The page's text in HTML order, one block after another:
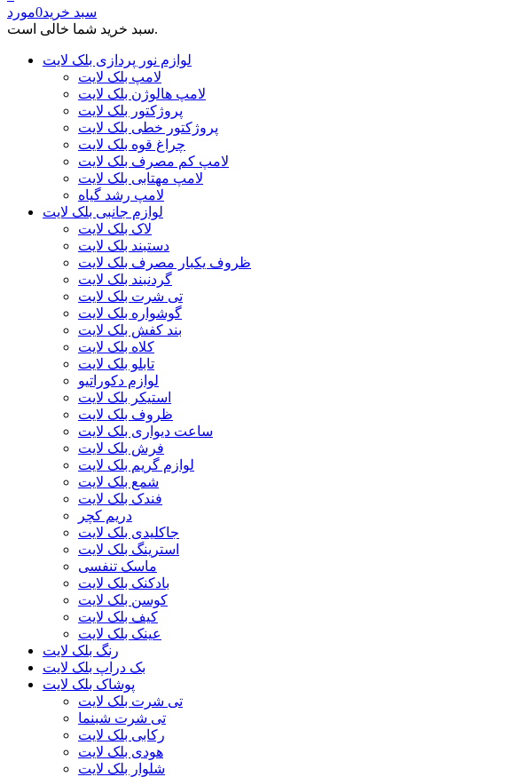
سبد خرید0مورد
سبد خرید شما خالی است.
لوازم نور پردازی بلک لایت
لامپ بلک لایت
لامپ هالوژن بلک لایت
پروژکتور بلک لایت
پروژکتور خطی بلک لایت
چراغ قوه بلک لایت
لامپ کم مصرف بلک لایت
لامپ مهتابی بلک لایت
لامپ رشد گیاه
لوازم جانبی بلک لایت
لاک بلک لایت
دستبند بلک لایت
ظروف یکبار مصرف بلک لایت
گردنبند بلک لایت
تی شرت بلک لایت
گوشواره بلک لایت
بند کفش بلک لایت
کلاه بلک لایت
تابلو بلک لایت
لوازم دکوراتیو
استیکر بلک لایت
ظروف بلک لایت
ساعت دیواری بلک لایت
فرش بلک لایت
لوازم گریم بلک لایت
شمع بلک لایت
فندک بلک لایت
دریم کچر
جاکلیدی بلک لایت
استرینگ بلک لایت
ماسک تنفسی
بادکنک بلک لایت
کوسن بلک لایت
کیف بلک لایت
عینک بلک لایت
رنگ بلک لایت
بک دراپ بلک لایت
پوشاک بلک لایت
تی شرت بلک لایت
تی شرت شبنما
رکابی بلک لایت
هودی بلک لایت
شلوار بلک لایت